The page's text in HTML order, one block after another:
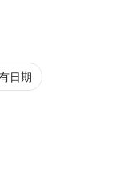
据天
日期